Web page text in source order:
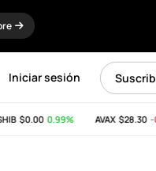
Iniciar sesión
$0.00 0.99% AVAX$28.30 -